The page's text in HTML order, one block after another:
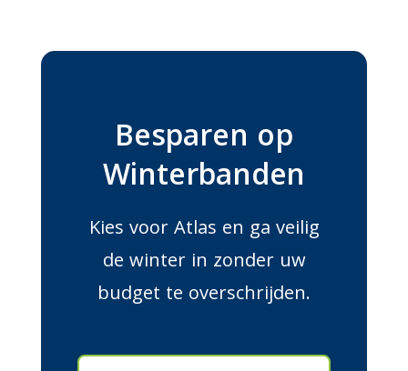
Besparen op
Winterbanden
Kies voor Atlas en ga veilig
de winter in zonder uw
budget te overschrijden.